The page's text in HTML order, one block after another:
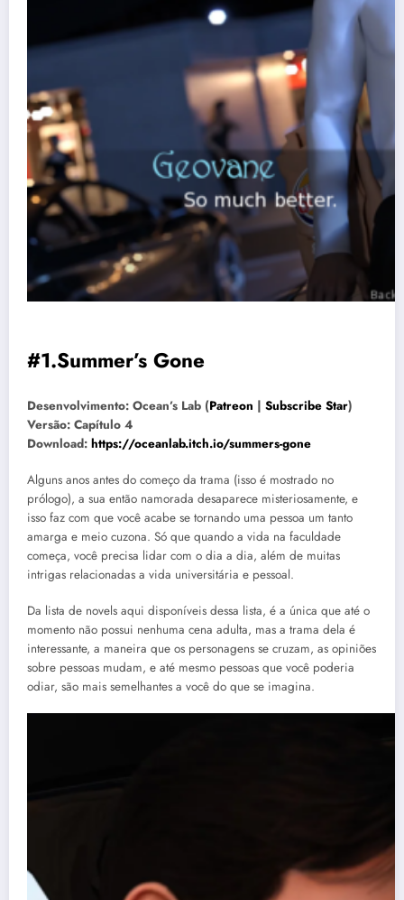
#1.Summer’s Gone
Desenvolvimento: Ocean’s Lab (Patreon | Subscribe Star)
Versão: Capítulo 4
Download: https://oceanlab.itch.io/summers-gone
Alguns anos antes do começo da trama (isso é mostrado no
prólogo), a sua então namorada desaparece misteriosamente, e
isso faz com que você acabe se tornando uma pessoa um tanto
amarga e meio cuzona. Só que quando a vida na faculdade
começa, você precisa lidar com o dia a dia, além de muitas
intrigas relacionadas a vida universitária e pessoal.
Da lista de novels aqui disponíveis dessa lista, é a única que até o
momento não possui nenhuma cena adulta, mas a trama dela é
interessante, a maneira que os personagens se cruzam, as opiniões
sobre pessoas mudam, e até mesmo pessoas que você poderia
odiar, são mais semelhantes a você do que se imagina.